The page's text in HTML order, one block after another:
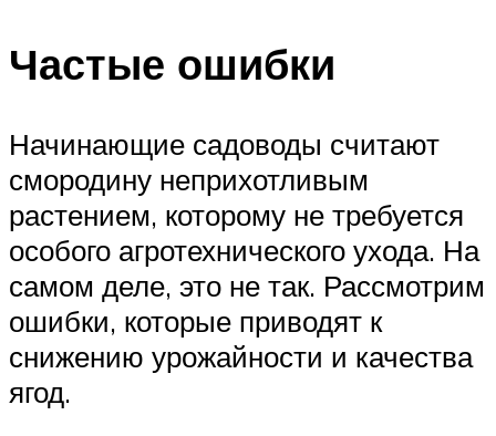
Частые ошибки
Начинающие садоводы считают
смородину неприхотливым
растением, которому не требуется
особого агротехнического ухода. На
самом деле, это не так. Рассмотрим
ошибки, которые приводят к
снижению урожайности и качества
ягод.